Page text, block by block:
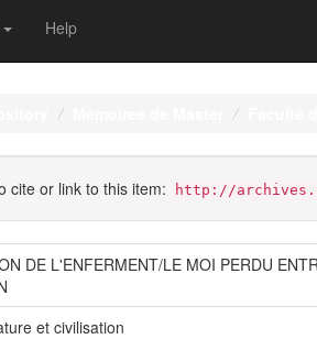
Help
cite or link to this item: http://
DE L'ENFERMENT/LE MOI PERDU
et civilisation